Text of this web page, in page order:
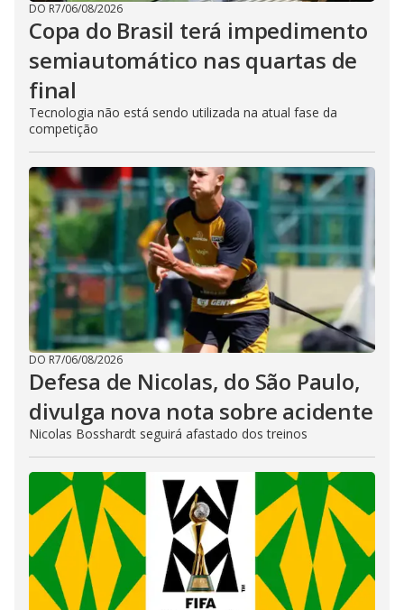
DO R7/06/08/2026
Copa do Brasil terá impedimento
semiautomático nas quartas de
final
Tecnologia não está sendo utilizada na atual fase da
competição
DO R7/06/08/2026
Defesa de Nicolas, do São Paulo,
divulga nova nota sobre acidente
Nicolas Bosshardt seguirá afastado dos treinos